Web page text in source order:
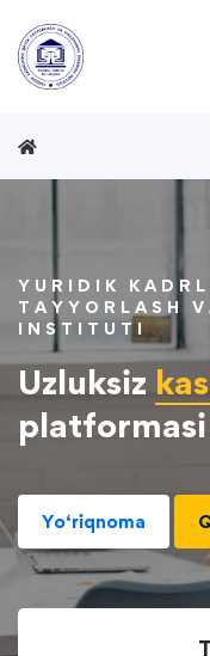
YURIDIK
TAYYORLASH
INSTITUTI
Uzluksiz
platformasi
Yo‘riqnoma